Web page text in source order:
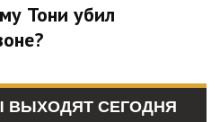
Тони убил
ВЫХОДЯТ СЕГОДНЯ